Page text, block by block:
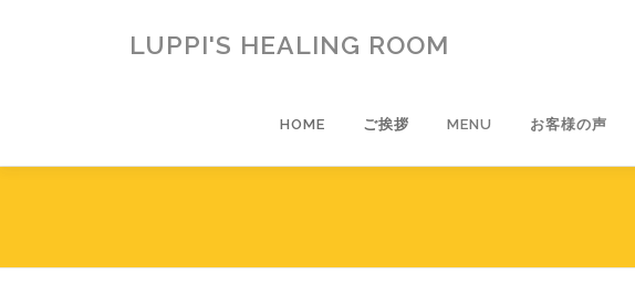
ス
LUPPI'S HEALING ROOM
HOME ご挨拶 MENU お客様の声